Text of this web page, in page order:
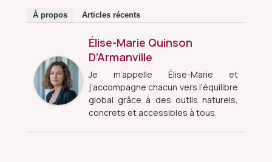
À propos Articles récents
Élise-Marie Quinson
D’Armanville
Je m’appelle Élise-Marie et
j’accompagne chacun vers l’équilibre
global grâce à des outils naturels,
concrets et accessibles à tous.